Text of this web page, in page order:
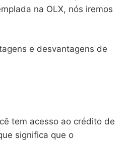
na OLX, nós iremos
e desvantagens de
tem acesso ao crédito de
significa que o